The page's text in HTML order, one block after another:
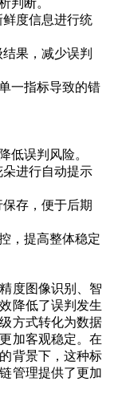
度信息进行统
果，减少误判
一指标导致的错
低误判风险。
进行自动提示
存，便于后期
，提高整体稳定
度图像识别、智
降低了误判发生
方式转化为数据
加客观稳定。在
背景下，这种标
管理提供了更加